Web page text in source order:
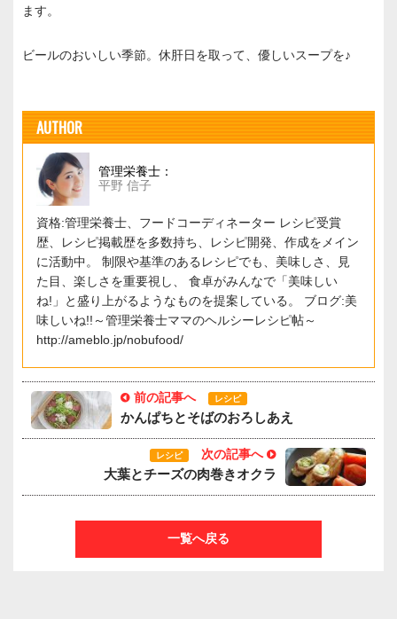
ます。
ビールのおいしい季節。休肝日を取って、優しいスープを♪
AUTHOR
管理栄養士：
平野 信子
資格:管理栄養士、フードコーディネーター レシピ受賞
歴、レシピ掲載歴を多数持ち、レシピ開発、作成をメイン
に活動中。 制限や基準のあるレシピでも、美味しさ、見
た目、楽しさを重要視し、 食卓がみんなで「美味しい
ね!」と盛り上がるようなものを提案している。 ブログ:美
味しいね!!～管理栄養士ママのヘルシーレシピ帖～
http://ameblo.jp/nobufood/
前の記事へ レシピ
かんぱちとそばのおろしあえ
レシピ 次の記事へ
大葉とチーズの肉巻きオクラ
一覧へ戻る